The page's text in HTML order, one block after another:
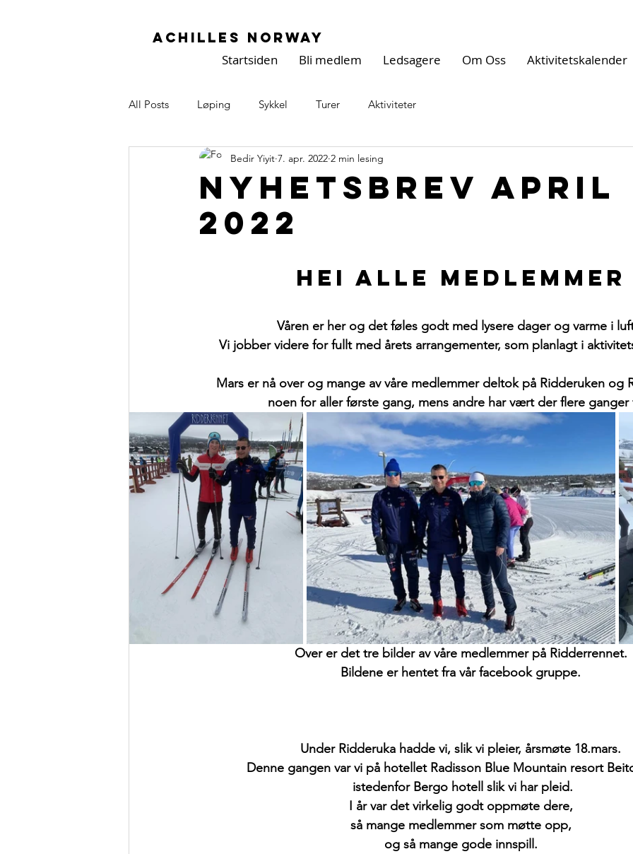
Achilles Norway
Startsiden Bli medlem Ledsagere Om Oss Aktivitetskalender
All Posts Løping Sykkel Turer Aktiviteter
Nyhetsbrev april
2022
Bedir Yiyit 7. apr. 2022 2 min lesing
Hei alle medlemmer
Våren er her og det føles godt med lysere dager og varme i
Vi jobber videre for fullt med årets arrangementer, som planlagt i
Mars er nå over og mange av våre medlemmer deltok på Ridderuken og
noen for aller første gang, mens andre har vært der flere
Over er det tre bilder av våre medlemmer på Ridderrennet.
Bildene er hentet fra vår facebook gruppe.
Under Ridderuka hadde vi, slik vi pleier, årsmøte 18.mars.
Denne gangen var vi på hotellet Radisson Blue Mountain resort
istedenfor Bergo hotell slik vi har pleid.
I år var det virkelig godt oppmøte dere,
så mange medlemmer som møtte opp,
og så mange gode innspill.